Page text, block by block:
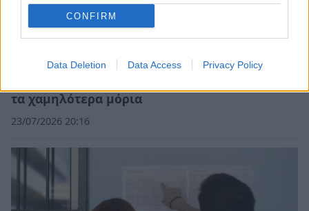
CONFIRM
Data Deletion Data Access Privacy Policy
τα χαμηλότερα μόρια
23/07/2026 20:16